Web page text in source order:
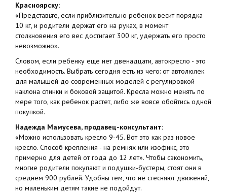
Красноярску:
«Представьте, если приблизительно ребенок весит порядка
10 кг, и родители держат его на руках, в момент
столкновения его вес достигает 300 кг, удержать его просто
невозможно».
Словом, если ребенку еще нет двенадцати, автокресло - это
необходимость. Выбрать сегодня есть из чего: от автолюлек
для малышей до современных моделей с регулировкой
наклона спинки и боковой защитой. Кресла можно менять по
мере того, как ребенок растет, либо же вовсе обойтись одной
покупкой.
Надежда Мамусева, продавец-консультант:
«Можно использовать кресло 9-45. Вот это как раз новое
кресло. Способ крепления - на ремнях или изофикс, это
примерно для детей от года до 12 лет». Чтобы сэкономить,
многие родители покупают и подушки-бустеры, стоят они в
среднем 900 рублей. Удобны тем, что не стесняют движений,
но маленьким детям такие не подойдут.